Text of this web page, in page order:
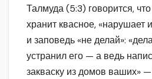
Талмуда (5:3) говорится, что
хранит квасное, «нарушает
и заповедь «не делай»:
устранил его — а ведь
закваску из домов ваших»